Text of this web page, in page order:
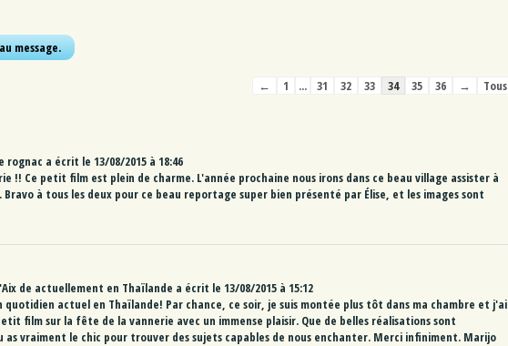
Navigation
d’or
← 1 ... 31 32 33 34 35 36 →
Tous
rognac a écrit le 13/08/2015 à 18:46
!! Ce petit film est plein de charme. L'année prochaine nous irons dans ce beau village assister à
à tous les deux pour ce beau reportage super bien présenté par Élise, et les images sont
de actuellement en Thaïlande a écrit le 13/08/2015 à 15:12
quotidien actuel en Thaïlande! Par chance, ce soir, je suis montée plus tôt dans ma chambre et j'ai
film sur la fête de la vannerie avec un immense plaisir. Que de belles réalisations sont
as vraiment le chic pour trouver des sujets capables de nous enchanter. Merci infiniment. Marijo